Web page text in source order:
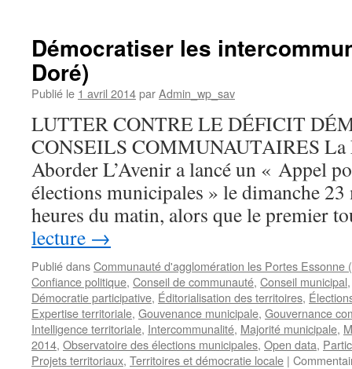
des
(La
Gazette
des
communes)
Démocratiser les
Doré)
Publié le 1 avril 2014parAdmin_wp_sav
LUTTER CONTRE LE DÉFICIT
CONSEILS COMMUNAUTAIRES La
Aborder L’Avenir a lancé un « Appel
élections municipales » le dimanche 23
heures du matin, alors que le premier
lecture →
Publié dansCommunauté d'agglomération les Portes Essonne
Confiance politique, Conseil de communauté, Conseil municipal
Démocratie participative, Éditorialisation des territoires,
Expertise territoriale, Gouvenance municipale, Gouvernance
Intelligence territoriale, Intercommunalité, Majorité municipale,
2014, Observatoire des élections municipales, Open data,
Projets territoriaux, Territoires et démocratie locale |